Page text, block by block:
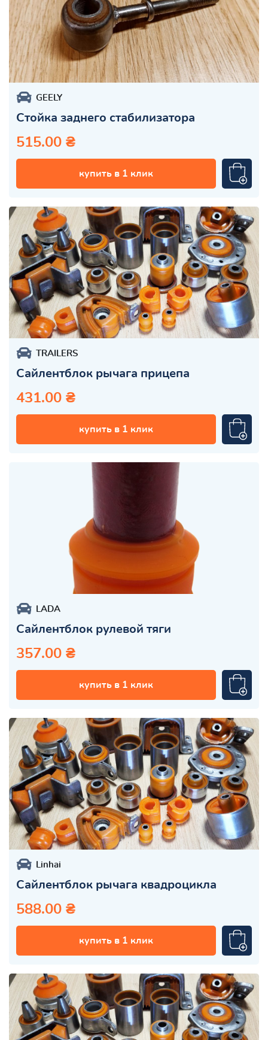
GEELY
Стойка заднего стабилизатора
515.00 ₴
купить в 1 клик
TRAILERS
Сайлентблок рычага прицепа
431.00 ₴
купить в 1 клик
LADA
Сайлентблок рулевой тяги
357.00 ₴
купить в 1 клик
Linhai
Сайлентблок рычага квадроцикла
588.00 ₴
купить в 1 клик